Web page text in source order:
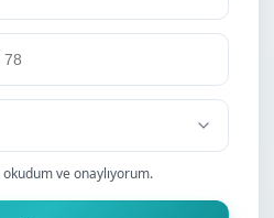
okudum ve onaylıyorum.